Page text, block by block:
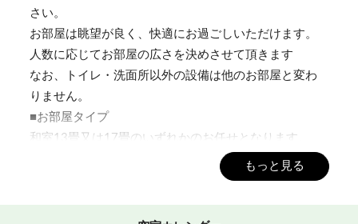
さい。
お部屋は眺望が良く、快適にお過ごしいただけます。
人数に応じてお部屋の広さを決めさせて頂きます
なお、トイレ・洗面所以外の設備は他のお部屋と変わ
りません。
■お部屋タイプ
和室13畳又は17畳のいずれかのお任せとなります。
畳数のご指定をご希望の場合は、ホテルまでご相談く
冷蔵庫・ドライヤー・Wi-Fi完備。
もっと見る